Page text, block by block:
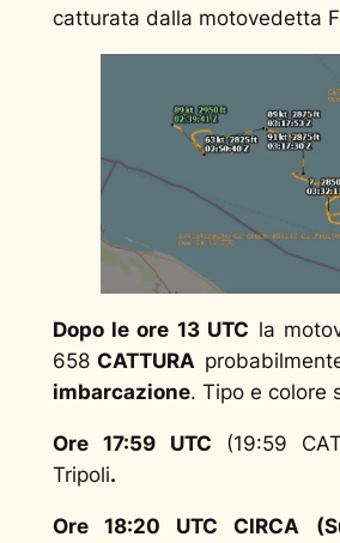
catturata dalla motovedetta
Dopo le ore 13 UTC la
658CATTURA
imbarcazione. Tipo e colore
Ore 17:59 UTC (19:59
Tripoli.
Ore 18:20 UTC CIRCA